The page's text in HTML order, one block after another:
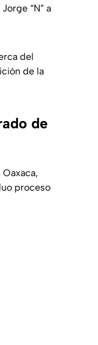
“N” a
del
de la
de
proceso